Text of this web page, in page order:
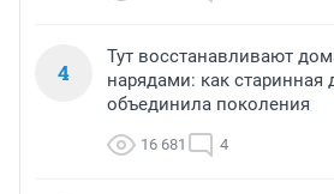
4
Тут восстанавливают
нарядами: как
объединила поколения
16 681 4